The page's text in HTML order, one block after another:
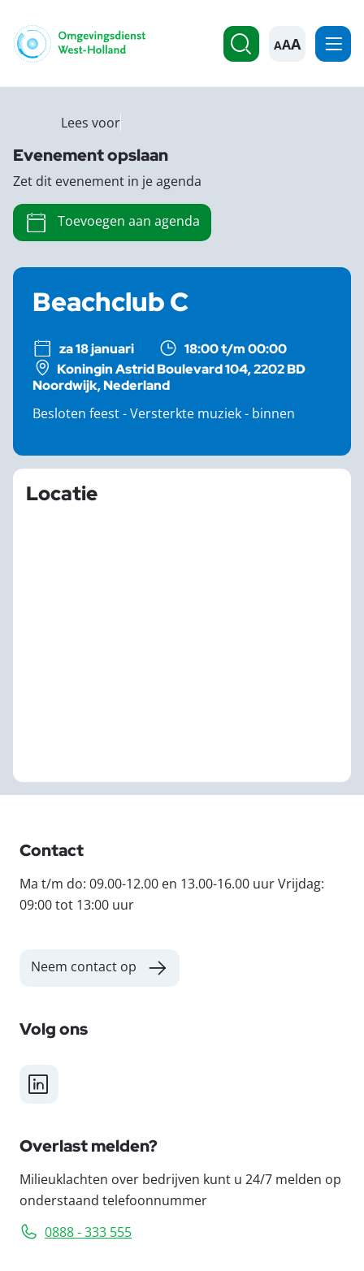
A
Beachclub C
za 18 januari
18:00 t/m 00:00
Koningin Astrid Boulevard 104, 2202 BD
Noordwijk, Nederland
Besloten feest - Versterkte muziek - binnen
Locatie
Lees voor
Evenement opslaan
Zet dit evenement in je agenda
Toevoegen aan agenda
Contact
Ma t/m do: 09.00-12.00 en 13.00-16.00 uur Vrijdag:
09:00 tot 13:00 uur
Neem contact op
Volg ons
LinkedIn
Overlast melden?
Milieuklachten over bedrijven kunt u 24/7 melden op
onderstaand telefoonnummer
0888 - 333 555